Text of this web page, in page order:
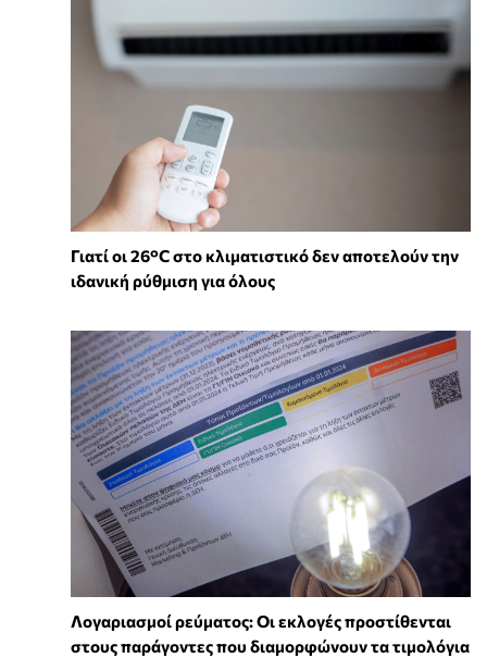
Γιατί οι 26°C στο κλιματιστικό δεν αποτελούν την
ιδανική ρύθμιση για όλους
Λογαριασμοί ρεύματος: Οι εκλογές προστίθενται
στους παράγοντες που διαμορφώνουν τα τιμολόγια